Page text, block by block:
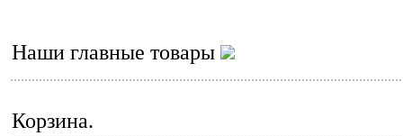
Наши главные товары
Корзина.